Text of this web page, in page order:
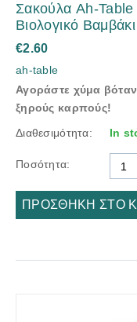
Σακούλα Ah-
Βιολογικό
€2.60
ah-table
Αγοράστε χύμα
ξηρούς καρπούς!
Διαθεσιμότητα:
In
Ποσότητα:
ΠΡΟΣΘΉΚΗ ΣΤΟ